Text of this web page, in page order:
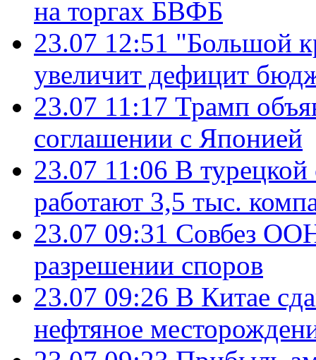
на торгах БВФБ
23.07 12:51 "Большой
увеличит дефицит
23.07 11:17 Трамп
соглашении с Японией
23.07 11:06 В
работают 3,5 тыс.
23.07 09:31 Совбез
разрешении споров
23.07 09:26 В Китае
нефтяное